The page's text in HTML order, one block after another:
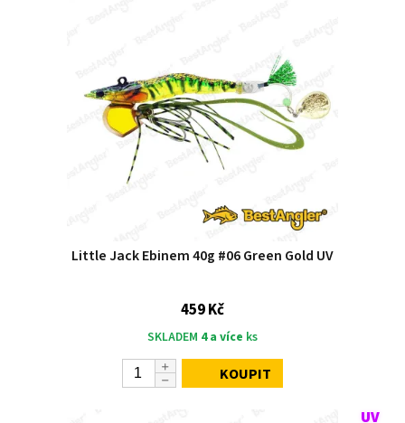
Little Jack Ebinem 40g #06 Green Gold UV
459 Kč
SKLADEM 4 a více ks
KOUPIT